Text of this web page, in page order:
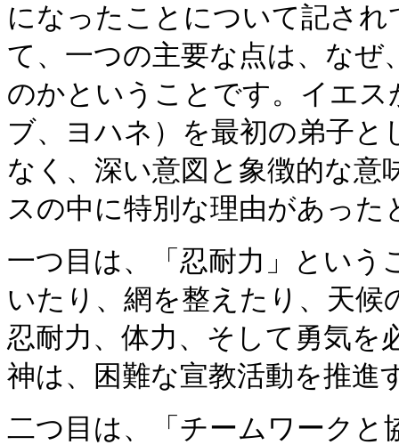
になったことについて記さ
て、一つの主要な点は、な
のかということです。イエ
ブ、ヨハネ）を最初の弟子
なく、深い意図と象徴的な
スの中に特別な理由があった
一つ目は、「忍耐力」という
いたり、網を整えたり、天
忍耐力、体力、そして勇気を
神は、困難な宣教活動を推進
二つ目は、「チームワークと